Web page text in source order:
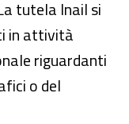
tutela Inail si
in attività
riguardanti
o del